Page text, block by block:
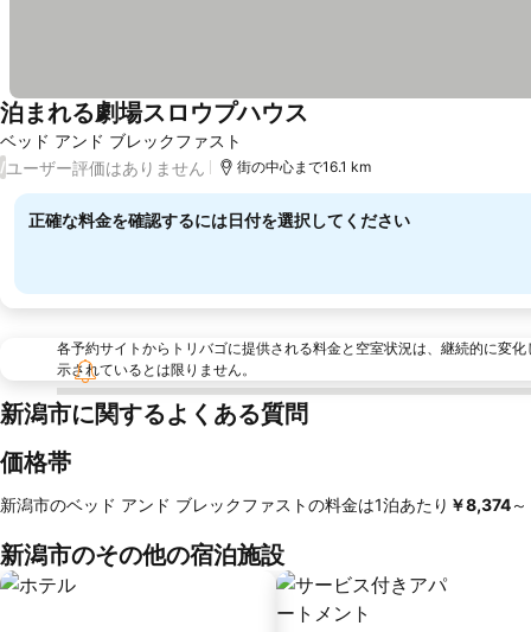
ベッド アンド ブレックファスト
泊まれる劇場スロウプハウス
/ユーザー評価はありません 街の中心まで16.1 km
正確な料金を確認するには日付を選択してください
各予約サイトからトリバゴに提供される料金と空室状況は、継続的に変
示されているとは限りません。
新潟市に関するよくある質問
価格帯
新潟市のベッド アンド ブレックファストの料金は1泊あたり ‎￥8,374～
新潟市のその他の宿泊施設